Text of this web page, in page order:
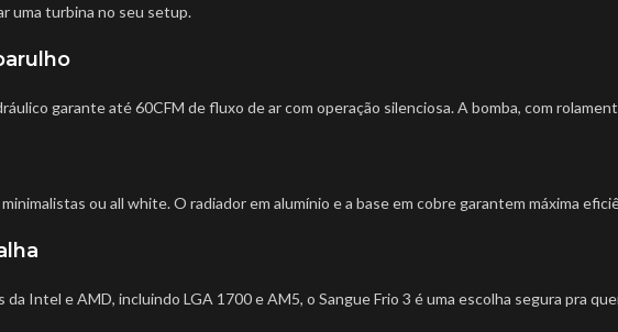
uma turbina no seu setup.
garante até 60CFM de fluxo de ar com operação silenciosa. A bomba, com
ou all white. O radiador em alumínio e a base em cobre garantem máxima
Intel e AMD, incluindo LGA 1700 e AM5, o Sangue Frio 3 é uma escolha segura pra